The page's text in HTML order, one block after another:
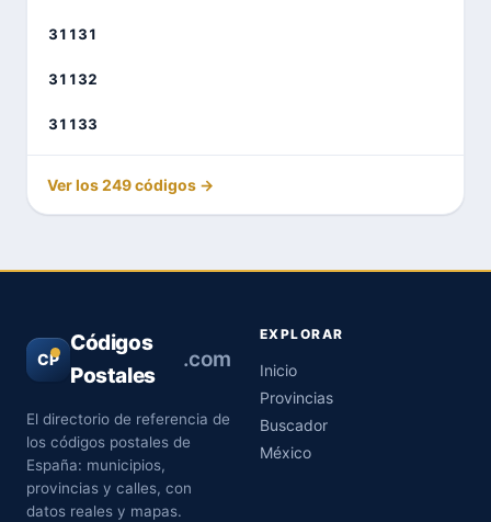
31131
31132
31133
Ver los 249 códigos →
CP
Códigos
Postales
.com
El directorio de referencia de
los códigos postales de
España: municipios,
provincias y calles, con
datos reales y mapas.
EXPLORAR
Inicio
Provincias
Buscador
México